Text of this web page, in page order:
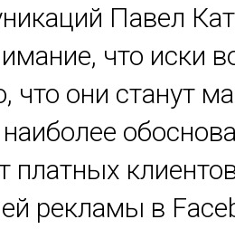
Павел
что иски
что они станут
платных
рекламы в